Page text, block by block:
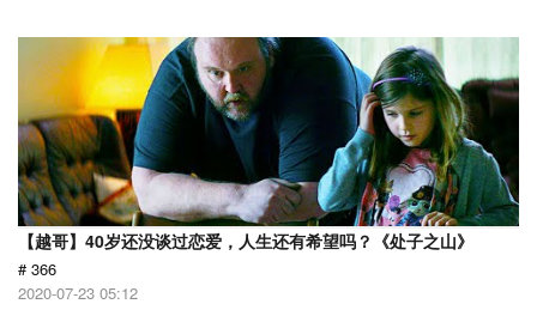
【越哥】40岁还没谈过恋爱，人生还有希望吗？《处子之山》
# 366
2020-07-23 05:12